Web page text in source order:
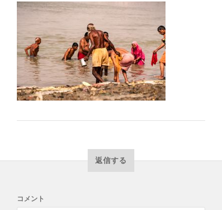
返信する
コメント